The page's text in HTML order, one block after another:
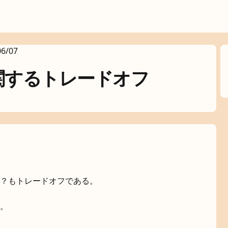
07
るトレードオフ
もトレードオフである。